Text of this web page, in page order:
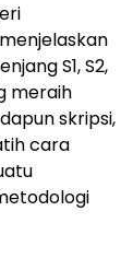
S1, S2,
meraih
skripsi,
cara